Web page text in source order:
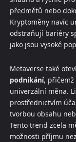
předmětů nebo
Kryptoměny navíc
odstraňují bariéry
jako jsou vysoké
Metaverse také
podnikání,
univerzální měna.
prostřednictvím
tvorbou obsahu
Tento trend zcela
možnosti příjmu